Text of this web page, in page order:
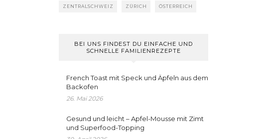
ZENTRALSCHWEIZ ZÜRICH ÖSTERREICH
BEI UNS FINDEST DU EINFACHE UND
SCHNELLE FAMILIENREZEPTE
French Toast mit Speck und Äpfeln aus dem
Backofen
26. Mai 2026
Gesund und leicht – Apfel-Mousse mit Zimt
und Superfood-Topping